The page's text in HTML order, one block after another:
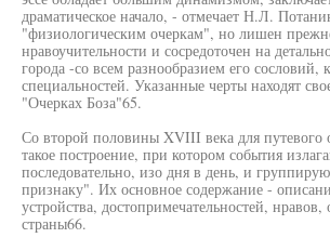
драматическое начало, - отмечает Н.Л.
"физиологическим очеркам", но лишен
нравоучительности и сосредоточен на
города -со всем разнообразием его сословий,
специальностей. Указанные черты находят
"Очерках Боза"65.
Со второй половины XVIII века для путевого
такое построение, при котором события
последовательно, изо дня в день, и
признаку". Их основное содержание -
устройства, достопримечательностей,
страны66.